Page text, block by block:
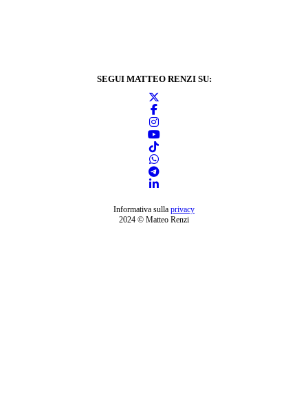
SEGUI MATTEO RENZI SU:
Informativa sulla privacy
2024 © Matteo Renzi